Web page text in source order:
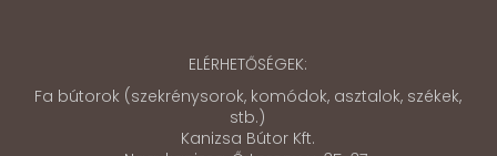
ELÉRHETŐSÉGEK:
Fa bútorok (szekrénysorok, komódok, asztalok, székek,
stb.)
Kanizsa Bútor Kft.